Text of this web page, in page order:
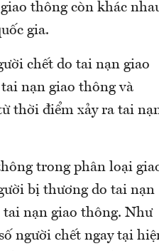
thông còn khác
gia.
chết do tai nạn giao
nạn giao thông và
thời điểm xảy ra tai
trong phân loại
bị thương do tai nạn
tai nạn giao thông. Như
người chết ngay tại